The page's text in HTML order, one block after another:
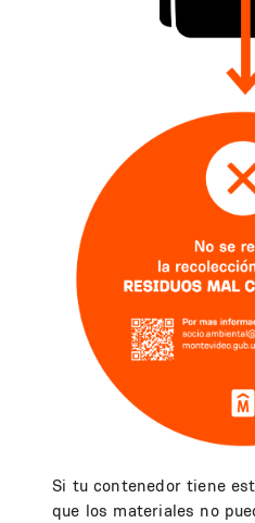
Si tu contenedor tiene
que los materiales no